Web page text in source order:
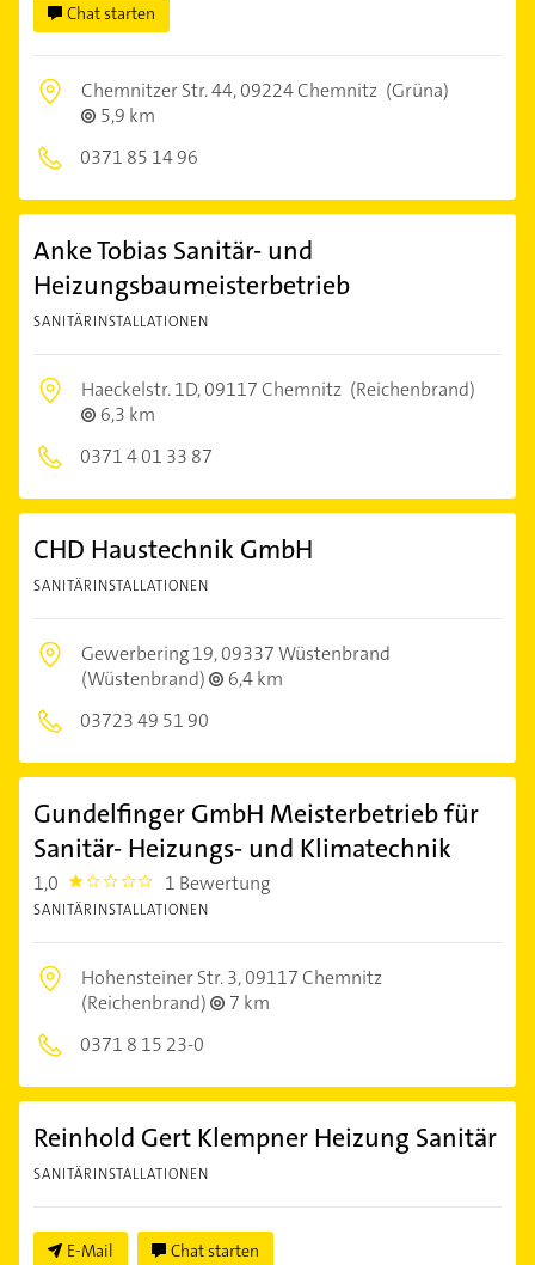
Chat starten
Chemnitzer Str. 44,09224 Chemnitz (Grüna)
5,9 km
0371 85 14 96
Anke Tobias Sanitär- und
Heizungsbaumeisterbetrieb
SANITÄRINSTALLATIONEN
Haeckelstr. 1D,09117 Chemnitz (Reichenbrand)
6,3 km
0371 4 01 33 87
CHD Haustechnik GmbH
SANITÄRINSTALLATIONEN
Gewerbering 19,09337 Wüstenbrand
(Wüstenbrand)
6,4 km
03723 49 51 90
Gundelfinger GmbH Meisterbetrieb für
Sanitär- Heizungs- und Klimatechnik
1,0 1.0 1 Bewertung
SANITÄRINSTALLATIONEN
Hohensteiner Str. 3,09117 Chemnitz
(Reichenbrand)
7 km
0371 8 15 23-0
Reinhold Gert Klempner Heizung Sanitär
SANITÄRINSTALLATIONEN
E-Mail Chat starten